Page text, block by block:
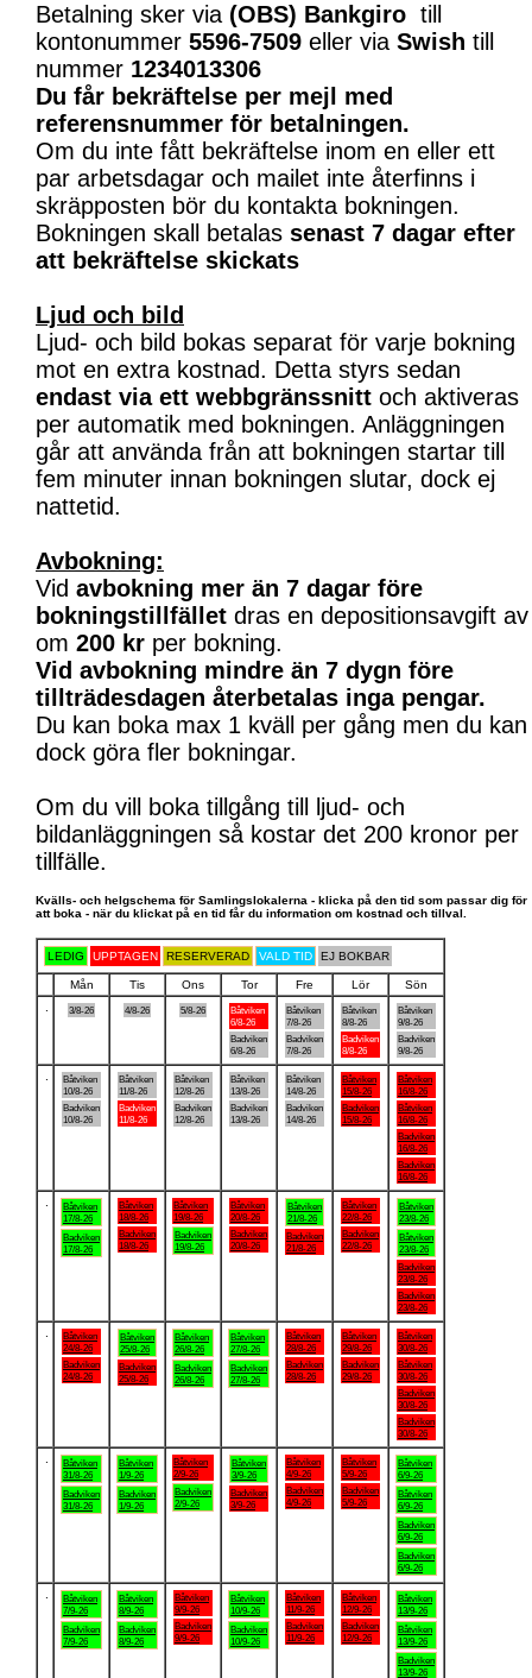
Betalning sker via (OBS) Bankgiro till
kontonummer 5596-7509 eller via Swish till
nummer 1234013306
Du får bekräftelse per mejl med
referensnummer för betalningen.
Om du inte fått bekräftelse inom en eller ett
par arbetsdagar och mailet inte återfinns i
skräpposten bör du kontakta bokningen.
Bokningen skall betalas senast 7 dagar efter
att bekräftelse skickats
Ljud och bild
Ljud- och bild bokas separat för varje bokning
mot en extra kostnad. Detta styrs sedan
endast via ett webbgränssnitt och aktiveras
per automatik med bokningen. Anläggningen
går att använda från att bokningen startar till
fem minuter innan bokningen slutar, dock ej
nattetid.
Avbokning:
Vid avbokning mer än 7 dagar före
bokningstillfället dras en depositionsavgift av
om 200 kr per bokning.
Vid avbokning mindre än 7 dygn före
tillträdesdagen återbetalas inga pengar.
Du kan boka max 1 kväll per gång men du kan
dock göra fler bokningar.
Om du vill boka tillgång till ljud- och
bildanläggningen så kostar det 200 kronor per
tillfälle.
Kvälls- och helgschema för Samlingslokalerna - klicka på den tid som passar dig för
att boka - när du klickat på en tid får du information om kostnad och tillval.
LEDIG UPPTAGEN RESERVERAD VALD TID EJ BOKBAR
Mån Tis Ons Tor Fre Lör
Sön
3/8-26 4/8-26 5/8-26
Båtviken
6/8-26
Badviken
6/8-26
Båtviken
7/8-26
Badviken
7/8-26
Båtviken
8/8-26
Badviken
8/8-26
Båtviken
9/8-26
Badviken
9/8-26
Båtviken
10/8-26
Badviken
10/8-26
Båtviken
11/8-26
Badviken
11/8-26
Båtviken
12/8-26
Badviken
12/8-26
Båtviken
13/8-26
Badviken
13/8-26
Båtviken
14/8-26
Badviken
14/8-26
Båtviken
15/8-26
Badviken
15/8-26
Båtviken
16/8-26
Båtviken
16/8-26
Badviken
16/8-26
Badviken
16/8-26
Båtviken
17/8-26
Badviken
17/8-26
Båtviken
18/8-26
Badviken
18/8-26
Båtviken
19/8-26
Badviken
19/8-26
Båtviken
20/8-26
Badviken
20/8-26
Båtviken
21/8-26
Badviken
21/8-26
Båtviken
22/8-26
Badviken
22/8-26
Båtviken
23/8-26
Båtviken
23/8-26
Badviken
23/8-26
Badviken
23/8-26
Båtviken
24/8-26
Badviken
24/8-26
Båtviken
25/8-26
Badviken
25/8-26
Båtviken
26/8-26
Badviken
26/8-26
Båtviken
27/8-26
Badviken
27/8-26
Båtviken
28/8-26
Badviken
28/8-26
Båtviken
29/8-26
Badviken
29/8-26
Båtviken
30/8-26
Båtviken
30/8-26
Badviken
30/8-26
Badviken
30/8-26
Båtviken
31/8-26
Badviken
31/8-26
Båtviken
1/9-26
Badviken
1/9-26
Båtviken
2/9-26
Badviken
2/9-26
Båtviken
3/9-26
Badviken
3/9-26
Båtviken
4/9-26
Badviken
4/9-26
Båtviken
5/9-26
Badviken
5/9-26
Båtviken
6/9-26
Båtviken
6/9-26
Badviken
6/9-26
Badviken
6/9-26
Båtviken
7/9-26
Badviken
7/9-26
Båtviken
8/9-26
Badviken
8/9-26
Båtviken
9/9-26
Badviken
9/9-26
Båtviken
10/9-26
Badviken
10/9-26
Båtviken
11/9-26
Badviken
11/9-26
Båtviken
12/9-26
Badviken
12/9-26
Båtviken
13/9-26
Båtviken
13/9-26
Badviken
13/9-26